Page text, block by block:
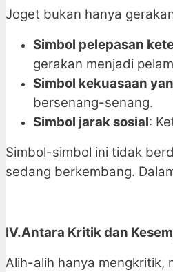
Joget bukan hanya
Simbol pelepasan
gerakan menjadi
Simbol kekuasaan
bersenang-senang.
Simbol jarak sosial:
Simbol-simbol ini tidak
sedang berkembang.
IV.Antara Kritik dan
Alih-alih hanya mengkritik,